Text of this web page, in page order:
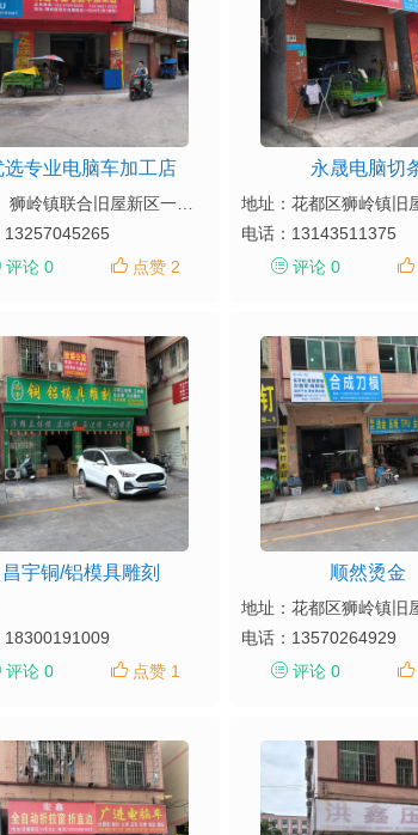
选专业电脑车加工店
13257045265
评论 0
点赞 2
永晟电脑切
电话： 13143511375
评论 0
昌宇铜/铝模具雕刻
18300191009
评论 0
点赞 1
顺然烫金
电话： 13570264929
评论 0